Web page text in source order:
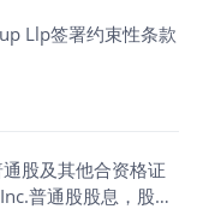
Llp签署约束性条款
股及其他合资格证
普通股股息，股权